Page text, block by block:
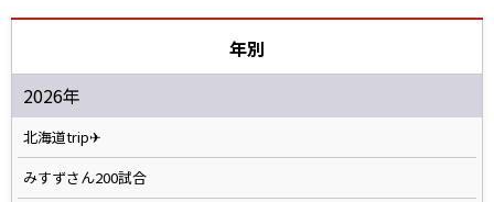
年別
2026年
北海道trip✈
みすずさん200試合